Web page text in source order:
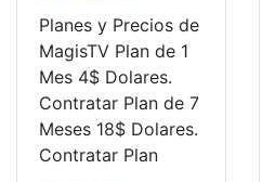
Planes y Precios de
MagisTV Plan de 1
Mes 4$ Dolares.
Contratar Plan de 7
Meses 18$ Dolares.
Contratar Plan